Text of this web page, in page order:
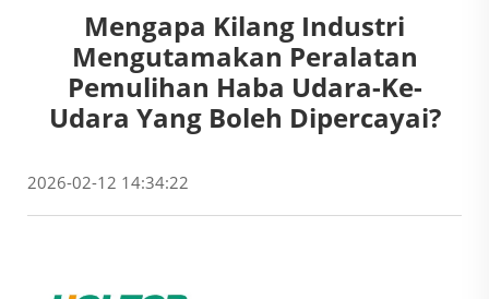
Mengapa Kilang Industri
Mengutamakan Peralatan
Pemulihan Haba Udara-Ke-
Udara Yang Boleh Dipercayai?
2026-02-12 14:34:22